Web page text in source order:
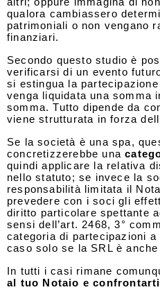
qualora cambiassero
patrimoniali o non vengano
finanziari.
Secondo questo studio è
verificarsi di un evento
si estingua la
venga liquidata una somma
somma. Tutto dipende da
viene strutturata in forza
Se la società è una spa,
concretizzerebbe una
quindi applicare la relativa
nello statuto; se invece la
responsabilità limitata il
prevedere con i soci gli
diritto particolare spettante
sensi dell’art. 2468, 3°
categoria di partecipazioni
caso solo se la SRL è
In tutti i casi rimane
al tuo Notaio e